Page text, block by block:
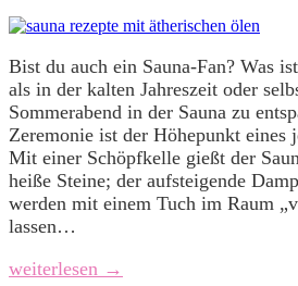
Bist du auch ein Sauna-Fan? Was
als in der kalten Jahreszeit oder
Sommerabend in der Sauna zu
Zeremonie ist der Höhepunkt eines
Mit einer Schöpfkelle gießt der
heiße Steine; der aufsteigende
werden mit einem Tuch im Raum
lassen…
weiterlesen →